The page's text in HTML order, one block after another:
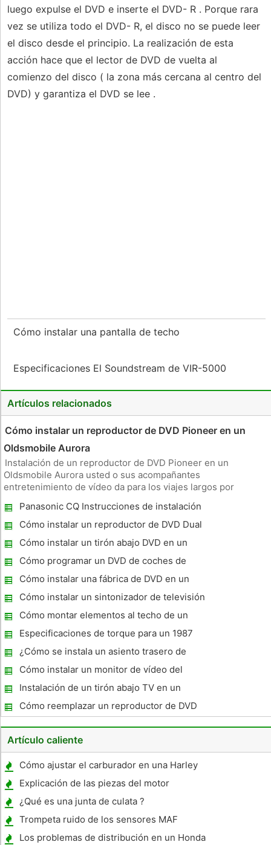
luego expulse el DVD e inserte el DVD- R . Porque rara
vez se utiliza todo el DVD- R, el disco no se puede leer
el disco desde el principio. La realización de esta
acción hace que el lector de DVD de vuelta al
comienzo del disco ( la zona más cercana al centro del
DVD) y garantiza el DVD se lee .
Cómo instalar una pantalla de techo
Especificaciones El Soundstream de VIR-5000
Artículos relacionados
Cómo instalar un reproductor de DVD Pioneer en un
Oldsmobile Aurora
Instalación de un reproductor de DVD Pioneer en un
Oldsmobile Aurora usted o sus acompañantes
entretenimiento de vídeo da para los viajes largos por
conectar un equipo de soporte de DVD para el techo de su
Oldsmobile y deslice el reproduct
Panasonic CQ Instrucciones de instalación
VD6503U
Cómo instalar un reproductor de DVD Dual
Cómo instalar un tirón abajo DVD en un
Chrysler Van
Cómo programar un DVD de coches de
control remoto
Cómo instalar una fábrica de DVD en un
Toyota Sienna
Cómo instalar un sintonizador de televisión
en su coche
Cómo montar elementos al techo de un
Yukon XL
Especificaciones de torque para un 1987
L98
¿Cómo se instala un asiento trasero de
entretenimiento con DVD Sistema en
Tribeca?
Cómo instalar un monitor de vídeo del
coche
Instalación de un tirón abajo TV en un
coche
Cómo reemplazar un reproductor de DVD
en una Town & Country
Artículo caliente
Cómo ajustar el carburador en una Harley
Explicación de las piezas del motor
¿Qué es una junta de culata ?
Trompeta ruido de los sensores MAF
Los problemas de distribución en un Honda